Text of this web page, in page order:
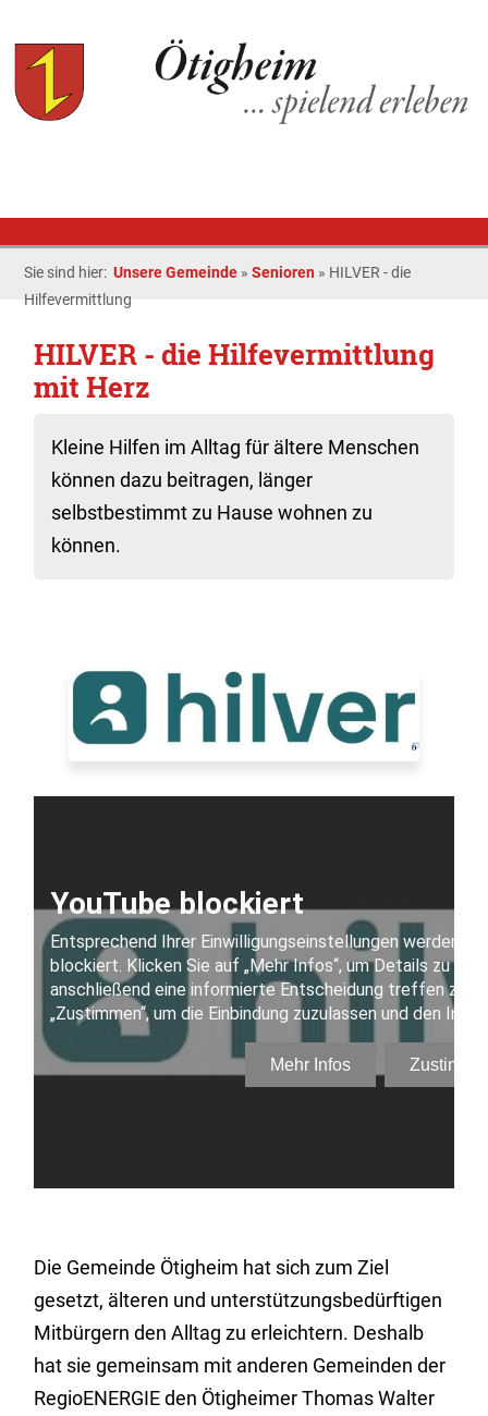
Sie sind hier:Unsere Gemeinde »Senioren » HILVER - die
Hilfevermittlung
HILVER - die Hilfevermittlung
mit Herz
Kleine Hilfen im Alltag für ältere Menschen
können dazu beitragen, länger
selbstbestimmt zu Hause wohnen zu
können.
Die Gemeinde Ötigheim hat sich zum Ziel
gesetzt, älteren und unterstützungsbedürftigen
Mitbürgern den Alltag zu erleichtern. Deshalb
hat sie gemeinsam mit anderen Gemeinden der
RegioENERGIE den Ötigheimer Thomas Walter